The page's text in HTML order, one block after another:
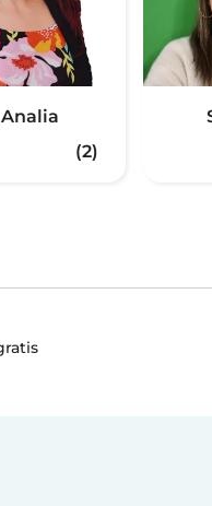
Analia
(2)